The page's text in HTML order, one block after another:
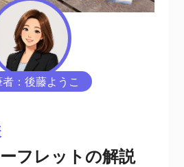
：後藤ようこ
フレットの解説